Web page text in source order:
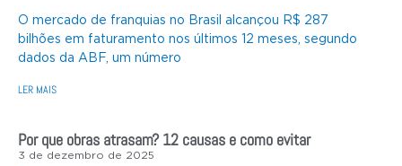
O mercado de franquias no Brasil alcançou R$ 287
bilhões em faturamento nos últimos 12 meses, segundo
dados da ABF, um número
LER MAIS
Por que obras atrasam? 12 causas e como evitar
3 de dezembro de 2025